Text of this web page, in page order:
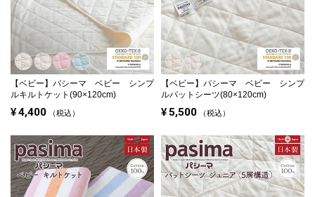
【ベビー】 パシーマ ベビー シンプ
ルキルトケット(90×120cm)
¥4,400 税込
【ベビー】 パシーマ ベビー シンプ
ルパットシーツ(80×120cm)
¥5,500 税込